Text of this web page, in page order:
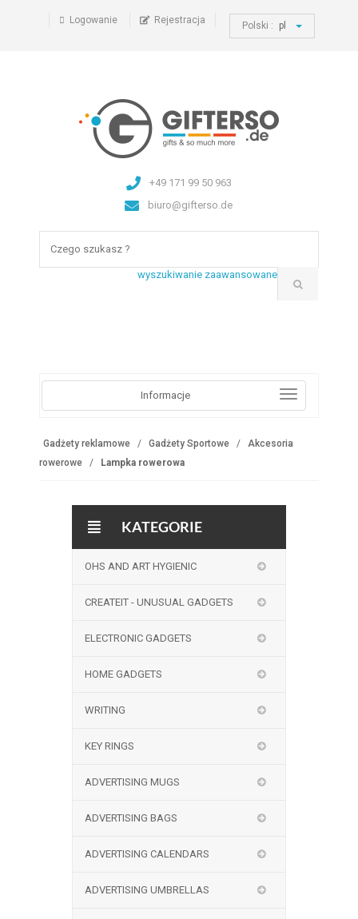
Logowanie Rejestracja Polski : pl
+49 171 99 50 963
biuro@gifterso.de
wyszukiwanie zaawansowane
Informacje
Gadżety reklamowe Gadżety Sportowe
Akcesoria
rowerowe
Lampka rowerowa
KATEGORIE
OHS AND ART HYGIENIC
CREATEIT - UNUSUAL GADGETS
ELECTRONIC GADGETS
HOME GADGETS
WRITING
KEY RINGS
ADVERTISING MUGS
ADVERTISING BAGS
ADVERTISING CALENDARS
ADVERTISING UMBRELLAS